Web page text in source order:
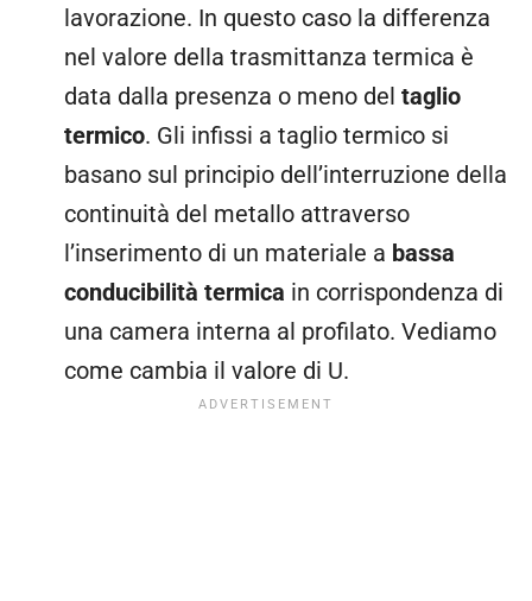
lavorazione. In questo caso la differenza
nel valore della trasmittanza termica è
data dalla presenza o meno del taglio
termico. Gli infissi a taglio termico si
basano sul principio dell’interruzione della
continuità del metallo attraverso
l’inserimento di un materiale a bassa
conducibilità termica in corrispondenza di
una camera interna al profilato. Vediamo
come cambia il valore di U.